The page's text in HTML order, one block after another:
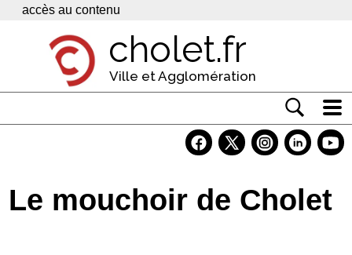
Panneau de gestion des cookies
accès au contenu
cholet.fr
Ville et Agglomération
Economie
Le mouchoir de Cholet